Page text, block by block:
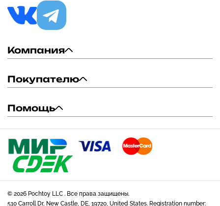
Компания
Покупателю
Помощь
© 2026 Pochtoy LLC . Все права защищены.
510 Carroll Dr, New Castle, DE, 19720, United States. Registration number: